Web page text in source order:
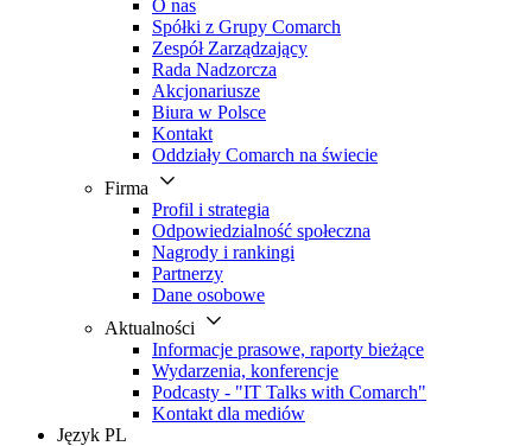
O nas
Spółki z Grupy Comarch
Zespół Zarządzający
Rada Nadzorcza
Akcjonariusze
Biura w Polsce
Kontakt
Oddziały Comarch na świecie
Firma
Profil i strategia
Odpowiedzialność społeczna
Nagrody i rankingi
Partnerzy
Dane osobowe
Aktualności
Informacje prasowe, raporty bieżące
Wydarzenia, konferencje
Podcasty - "IT Talks with Comarch"
Kontakt dla mediów
Język PL